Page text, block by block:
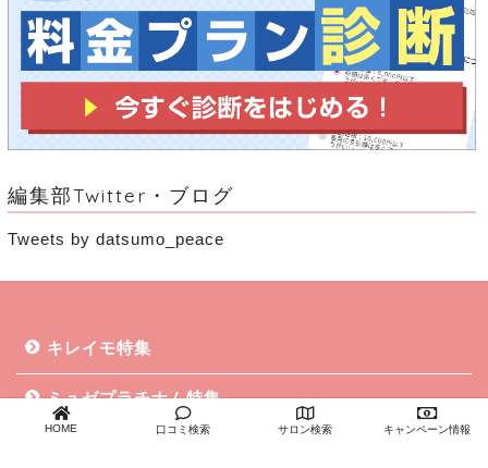
編集部Twitter・ブログ
Tweets by datsumo_peace
キレイモ特集
ミュゼプラチナム特集
HOME 口コミ検索 サロン検索 キャンペーン情報